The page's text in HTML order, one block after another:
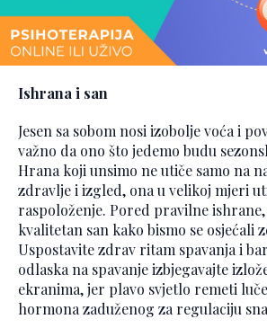
Ishrana i san
Jesen sa sobom nosi izobolje voća i
važno da ono što jedemo budu
Hrana koji unsimo ne utiče samo na
zdravlje i izgled, ona u velikoj mjeri
raspoloženje. Pored pravilne ishrane,
kvalitetan san kako bismo se osjećali
Uspostavite zdrav ritam spavanja i
odlaska na spavanje izbjegavajte
ekranima, jer plavo svjetlo remeti
hormona zaduženog za regulaciju